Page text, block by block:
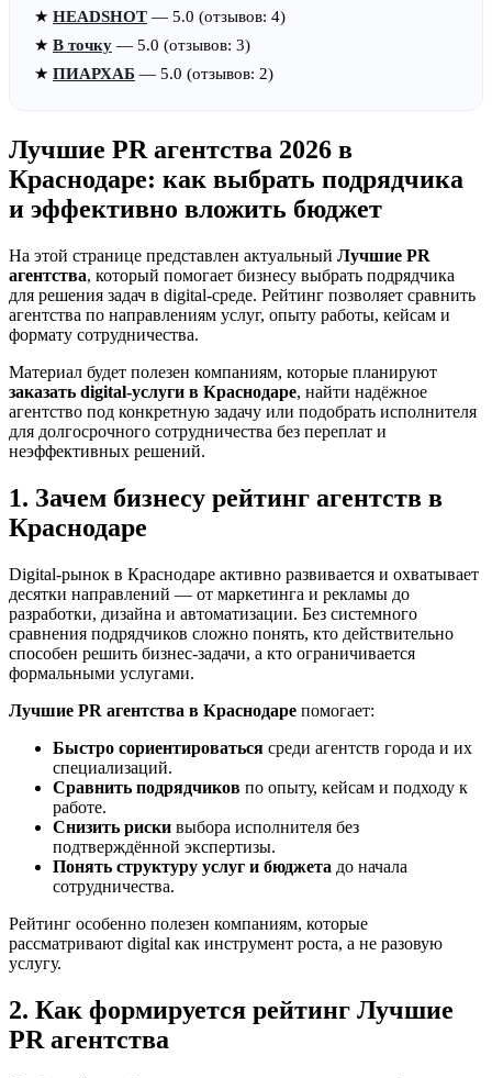
★ HEADSHOT — 5.0 (отзывов: 4)
★ В точку — 5.0 (отзывов: 3)
★ ПИАРХАБ — 5.0 (отзывов: 2)
Лучшие PR агентства 2026 в
Краснодаре: как выбрать подрядчика
и эффективно вложить бюджет
На этой странице представлен актуальный Лучшие PR
агентства, который помогает бизнесу выбрать подрядчика
для решения задач в digital-среде. Рейтинг позволяет сравнить
агентства по направлениям услуг, опыту работы, кейсам и
формату сотрудничества.
Материал будет полезен компаниям, которые планируют
заказать digital-услуги в Краснодаре, найти надёжное
агентство под конкретную задачу или подобрать исполнителя
для долгосрочного сотрудничества без переплат и
неэффективных решений.
1. Зачем бизнесу рейтинг агентств в
Краснодаре
Digital-рынок в Краснодаре активно развивается и охватывает
десятки направлений — от маркетинга и рекламы до
разработки, дизайна и автоматизации. Без системного
сравнения подрядчиков сложно понять, кто действительно
способен решить бизнес-задачи, а кто ограничивается
формальными услугами.
Лучшие PR агентства в Краснодаре помогает:
Быстро сориентироваться среди агентств города и их
специализаций.
Сравнить подрядчиков по опыту, кейсам и подходу к
работе.
Снизить риски выбора исполнителя без
подтверждённой экспертизы.
Понять структуру услуг и бюджета до начала
сотрудничества.
Рейтинг особенно полезен компаниям, которые
рассматривают digital как инструмент роста, а не разовую
услугу.
2. Как формируется рейтинг Лучшие
PR агентства